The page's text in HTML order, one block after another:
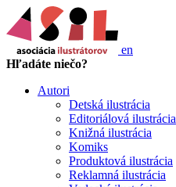
en
Hľadáte niečo?
Autori
Detská ilustrácia
Editoriálová ilustrácia
Knižná ilustrácia
Komiks
Produktová ilustrácia
Reklamná ilustrácia